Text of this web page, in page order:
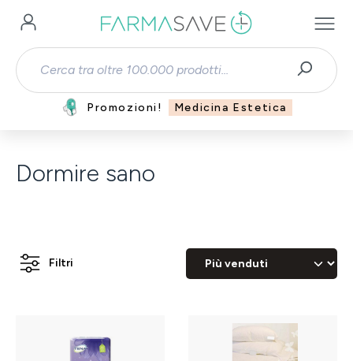
Passa al contenuto principale
Promozioni! Medicina Estetica
Dormire sano
Filtri